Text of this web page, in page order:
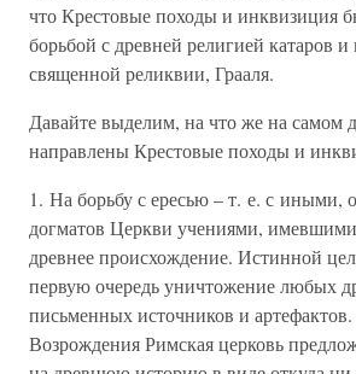
что Крестовые походы и инквизиция
борьбой с древней религией катаров
священной реликвии, Грааля.
Давайте выделим, на что же на самом
направлены Крестовые походы и
1. На борьбу с ересью – т. е. с иными,
догматов Церкви учениями,
древнее происхождение. Истинной
первую очередь уничтожение любых
письменных источников и
Возрождения Римская церковь